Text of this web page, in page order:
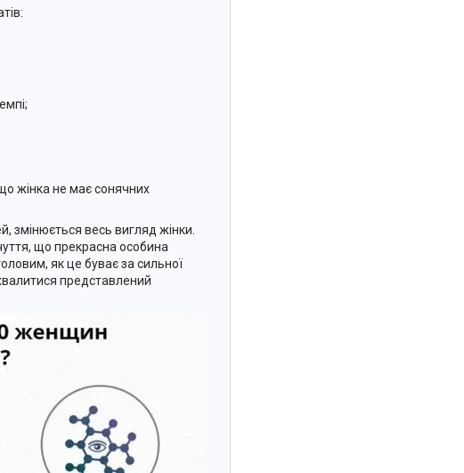
жінка не має сонячних
змінюється весь вигляд жінки.
що прекрасна особина
як це буває за сильної
представлений